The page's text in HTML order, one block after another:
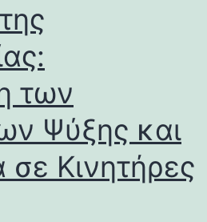
των
Ψύξης και
Κινητήρες